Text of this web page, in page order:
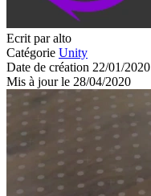
Ecrit par alto
Catégorie Unity
Date de création 22/01/2020
Mis à jour le 28/04/2020